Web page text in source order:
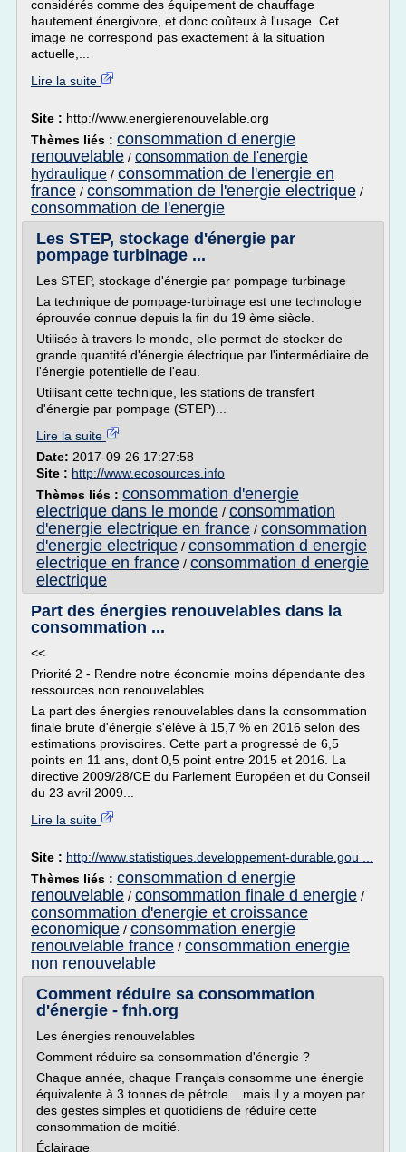
considérés comme des équipement de chauffage
hautement énergivore, et donc coûteux à l'usage. Cet
image ne correspond pas exactement à la situation
actuelle,...
Lire la suite
Site : http://www.energierenouvelable.org
Thèmes liés : consommation d energie
renouvelable / consommation de l'energie
hydraulique / consommation de l'energie en
france / consommation de l'energie electrique /
consommation de l'energie
Les STEP, stockage d'énergie par
pompage turbinage ...
Les STEP, stockage d'énergie par pompage turbinage
La technique de pompage-turbinage est une technologie
éprouvée connue depuis la fin du 19 ème siècle.
Utilisée à travers le monde, elle permet de stocker de
grande quantité d'énergie électrique par l'intermédiaire de
l'énergie potentielle de l'eau.
Utilisant cette technique, les stations de transfert
d'énergie par pompage (STEP)...
Lire la suite
Date: 2017-09-26 17:27:58
Site : http://www.ecosources.info
Thèmes liés : consommation d'energie
electrique dans le monde / consommation
d'energie electrique en france / consommation
d'energie electrique / consommation d energie
electrique en france / consommation d energie
electrique
Part des énergies renouvelables dans la
consommation ...
<<
Priorité 2 - Rendre notre économie moins dépendante des
ressources non renouvelables
La part des énergies renouvelables dans la consommation
finale brute d'énergie s'élève à 15,7 % en 2016 selon des
estimations provisoires. Cette part a progressé de 6,5
points en 11 ans, dont 0,5 point entre 2015 et 2016. La
directive 2009/28/CE du Parlement Européen et du Conseil
du 23 avril 2009...
Lire la suite
Site : http://www.statistiques.developpement-durable.gou ...
Thèmes liés : consommation d energie
renouvelable / consommation finale d energie /
consommation d'energie et croissance
economique / consommation energie
renouvelable france / consommation energie
non renouvelable
Comment réduire sa consommation
d'énergie - fnh.org
Les énergies renouvelables
Comment réduire sa consommation d'énergie ?
Chaque année, chaque Français consomme une énergie
équivalente à 3 tonnes de pétrole... mais il y a moyen par
des gestes simples et quotidiens de réduire cette
consommation de moitié.
Éclairage